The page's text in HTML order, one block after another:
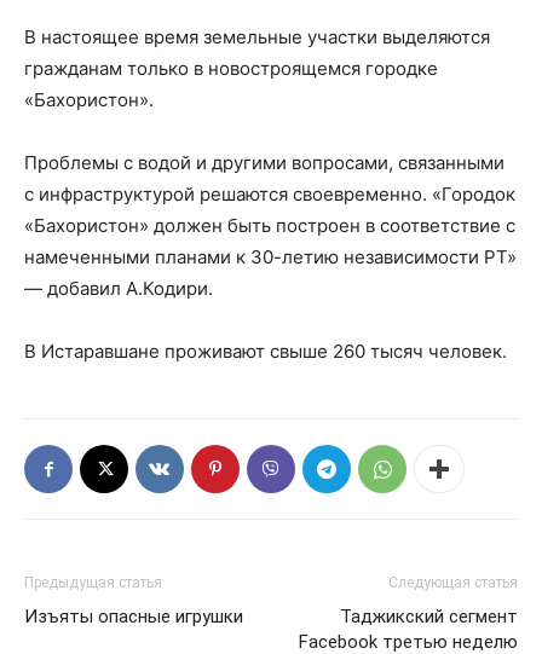
В настоящее время земельные участки выделяются
гражданам только в новостроящемся городке
«Бахористон».
Проблемы с водой и другими вопросами, связанными
с инфраструктурой решаются своевременно. «Городок
«Бахористон» должен быть построен в соответствие с
намеченными планами к 30-летию независимости РТ»
— добавил А.Кодири.
В Истаравшане проживают свыше 260 тысяч человек.
Предыдущая статья
Изъяты опасные игрушки
Следующая статья
Таджикский сегмент
Facebook третью неделю